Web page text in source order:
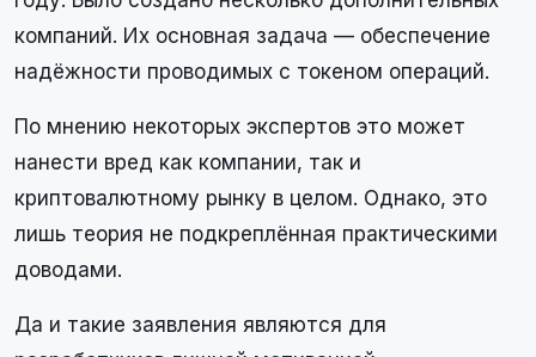
компаний. Их основная задача — обеспечение
надёжности проводимых с токеном операций.
По мнению некоторых экспертов это может
нанести вред как компании, так и
криптовалютному рынку в целом. Однако, это
лишь теория не подкреплённая практическими
доводами.
Да и такие заявления являются для